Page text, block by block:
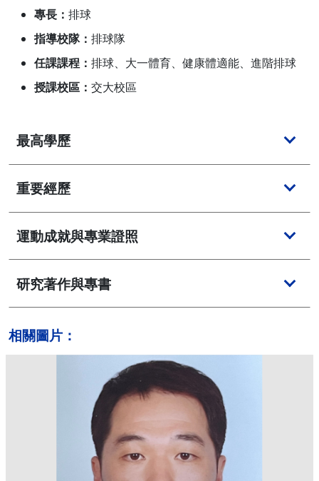
專長： 排球
指導校隊： 排球隊
任課課程： 排球、大一體育、健康體適能、進階排球
授課校區： 交大校區
最高學歷
重要經歷
運動成就與專業證照
研究著作與專書
相關圖片：